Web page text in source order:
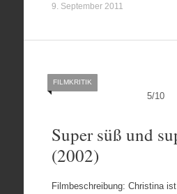
9. September 2011
5/10
FILMKRITIK
Super süß und
(2002)
Filmbeschreibung: Christina